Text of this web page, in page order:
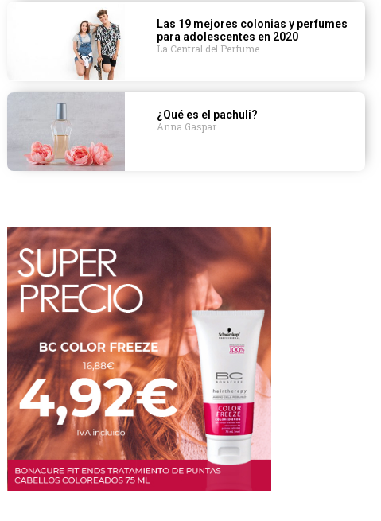
Las 19 mejores colonias y perfumes
para adolescentes en 2020
La Central del Perfume
¿Qué es el pachuli?
Anna Gaspar